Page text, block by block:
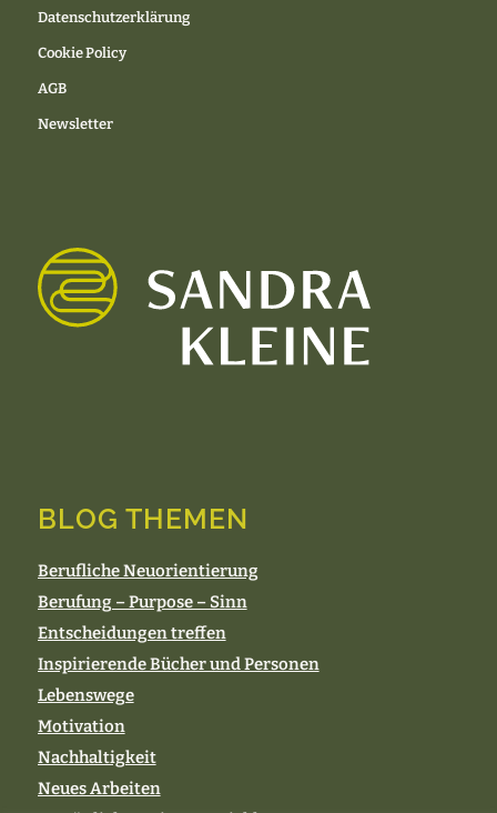
Datenschutzerklärung
Cookie Policy
AGB
Newsletter
BLOG THEMEN
Berufliche Neuorientierung
Berufung – Purpose – Sinn
Entscheidungen treffen
Inspirierende Bücher und Personen
Lebenswege
Motivation
Nachhaltigkeit
Neues Arbeiten